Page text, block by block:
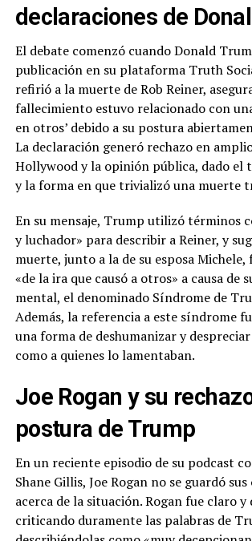
declaraciones de
El debate comenzó cuando Donald
publicación en su plataforma Truth
refirió a la muerte de Rob Reiner,
fallecimiento estuvo relacionado con
en otros’ debido a su postura
La declaración generó rechazo en
Hollywood y la opinión pública, dado el
y la forma en que trivializó una muerte
En su mensaje, Trump utilizó términos
y luchador» para describir a Reiner, y
muerte, junto a la de su esposa
«de la ira que causó a otros» a causa de
mental, el denominado Síndrome de
Además, la referencia a este síndrome
una forma de deshumanizar y
como a quienes lo lamentaban.
Joe Rogan y su
postura de Trump
En un reciente episodio de su podcast
Shane Gillis, Joe Rogan no se guardó
acerca de la situación. Rogan fue claro y
criticando duramente las palabras de